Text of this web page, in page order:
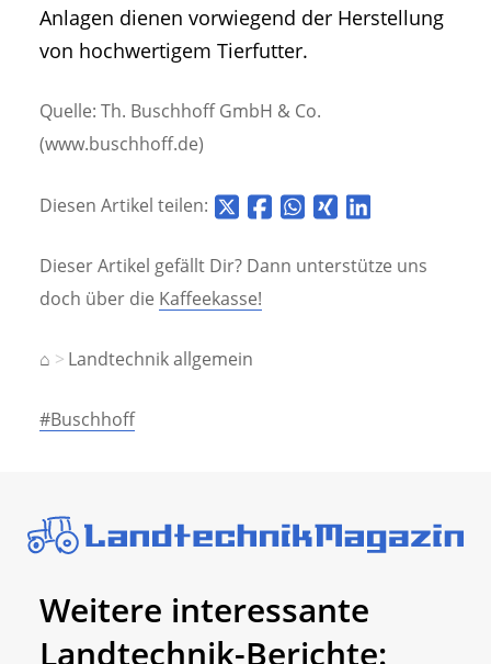
Anlagen dienen vorwiegend der Herstellung
von hochwertigem Tierfutter.
Quelle: Th. Buschhoff GmbH & Co.
(www.buschhoff.de)
Diesen Artikel teilen:
Dieser Artikel gefällt Dir? Dann unterstütze uns
doch über die Kaffeekasse!
⌂ Landtechnik allgemein
#Buschhoff
Weitere interessante
Landtechnik-Berichte: